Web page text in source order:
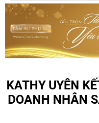
KATHY UYÊN
DOANH NHÂN